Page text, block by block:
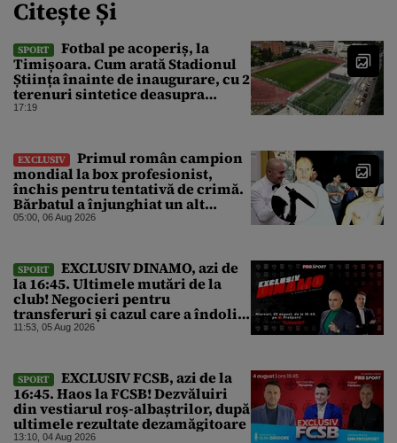
Citește Și
SPORT
Fotbal pe acoperiș, la
Timișoara. Cum arată Stadionul
Știința înainte de inaugurare, cu 2
terenuri sintetice deasupra
tribunei
17:19
EXCLUSIV
Primul român campion
mondial la box profesionist,
închis pentru tentativă de crimă.
Bărbatul a înjunghiat un alt
interlop periculos
05:00, 06 Aug 2026
SPORT
EXCLUSIV DINAMO, azi de
la 16:45. Ultimele mutări de la
club! Negocieri pentru
transferuri și cazul care a îndoliat
Dinamo
11:53, 05 Aug 2026
SPORT
EXCLUSIV FCSB, azi de la
16:45. Haos la FCSB! Dezvăluiri
din vestiarul roș-albaștrilor, după
ultimele rezultate dezamăgitoare
13:10, 04 Aug 2026